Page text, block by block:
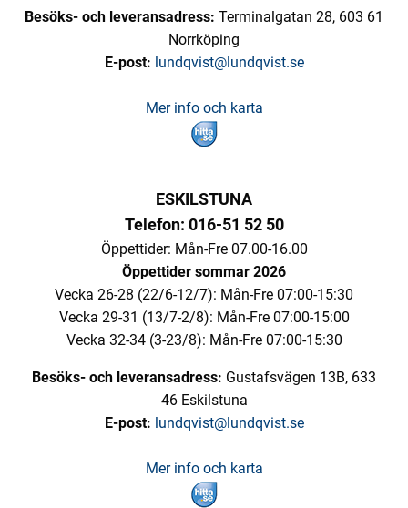
Besöks- och leveransadress: Terminalgatan 28, 603 61
Norrköping
E-post: lundqvist@lundqvist.se
Mer info och karta
ESKILSTUNA
Telefon: 016-51 52 50
Öppettider: Mån-Fre 07.00-16.00
Öppettider sommar 2026
Vecka 26-28 (22/6-12/7): Mån-Fre 07:00-15:30
Vecka 29-31 (13/7-2/8): Mån-Fre 07:00-15:00
Vecka 32-34 (3-23/8): Mån-Fre 07:00-15:30
Besöks- och leveransadress: Gustafsvägen 13B, 633
46 Eskilstuna
E-post: lundqvist@lundqvist.se
Mer info och karta